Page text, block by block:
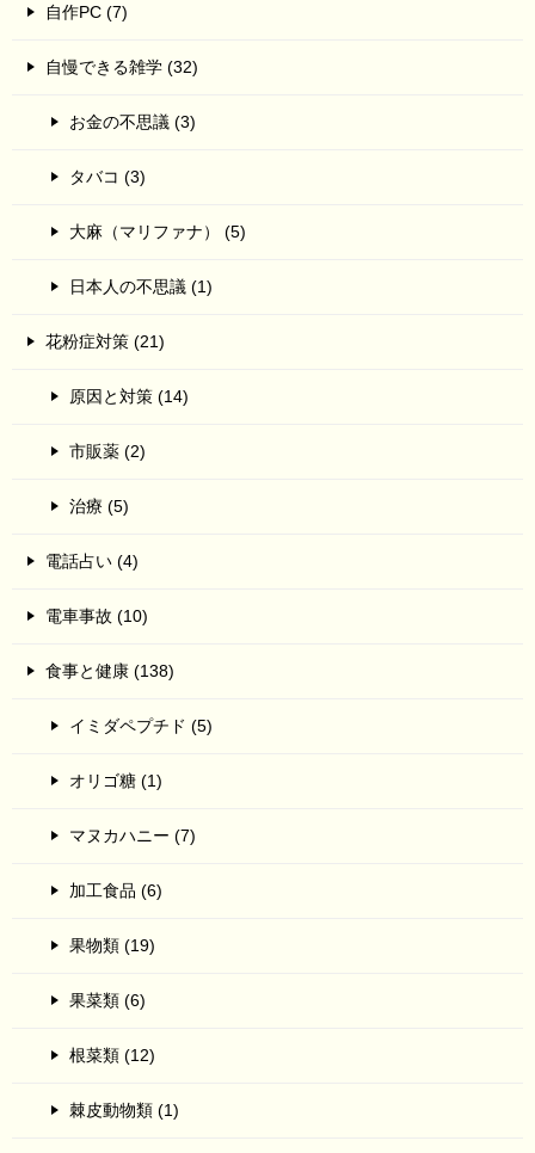
自作PC (7)
自慢できる雑学 (32)
お金の不思議 (3)
タバコ (3)
大麻（マリファナ） (5)
日本人の不思議 (1)
花粉症対策 (21)
原因と対策 (14)
市販薬 (2)
治療 (5)
電話占い (4)
電車事故 (10)
食事と健康 (138)
イミダペプチド (5)
オリゴ糖 (1)
マヌカハニー (7)
加工食品 (6)
果物類 (19)
果菜類 (6)
根菜類 (12)
棘皮動物類 (1)